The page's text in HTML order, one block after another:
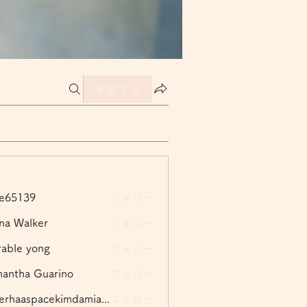
Walker
yong
Guarino